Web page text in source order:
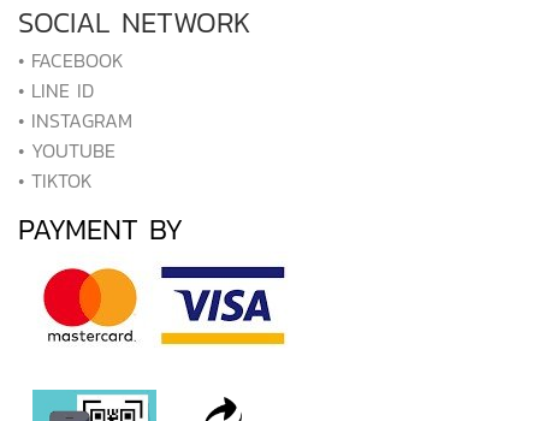
SOCIAL NETWORK
• FACEBOOK
• LINE ID
• INSTAGRAM
• YOUTUBE
• TIKTOK
PAYMENT BY